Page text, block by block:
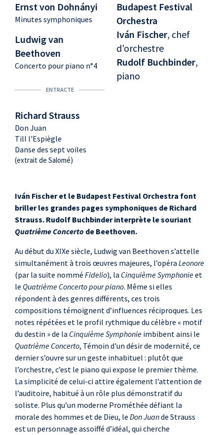
Ernst von Dohnányi
Minutes symphoniques
Ludwig van
Beethoven
Concerto pour piano n°4
ENTRACTE
Richard Strauss
Don Juan
Till l'Espiègle
Danse des sept voiles
(extrait de Salomé)
Budapest Festival
Orchestra
Iván Fischer, chef
d'orchestre
Rudolf Buchbinder,
piano
Iván Fischer et le Budapest Festival Orchestra font
briller les grandes pages symphoniques de Richard
Strauss. Rudolf Buchbinder interprète le souriant
Quatrième Concerto de Beethoven.
Au début du XIXe siècle, Ludwig van Beethoven s’attelle
simultanément à trois œuvres majeures, l’opéra Leonore
(par la suite nommé Fidelio), la Cinquième Symphonieet
le Quatrième Concerto pour piano. Même si elles
répondent à des genres différents, ces trois
compositions témoignent d’influences réciproques. Les
notes répétées et le profil rythmique du célèbre « motif
du destin » de la Cinquième Symphonie imbibent ainsi le
Quatrième Concerto, Témoin d'un désir de modernité, ce
dernier s’ouvre sur un geste inhabituel : plutôt que
l’orchestre, c’est le piano qui expose le premier thème.
La simplicité de celui-ci attire également l’attention de
l’auditoire, habitué à un rôle plus démonstratif du
soliste. Plus qu’un moderne Prométhée défiant la
morale des hommes et de Dieu, le Don Juande Strauss
est un personnage assoiffé d’idéal, qui cherche